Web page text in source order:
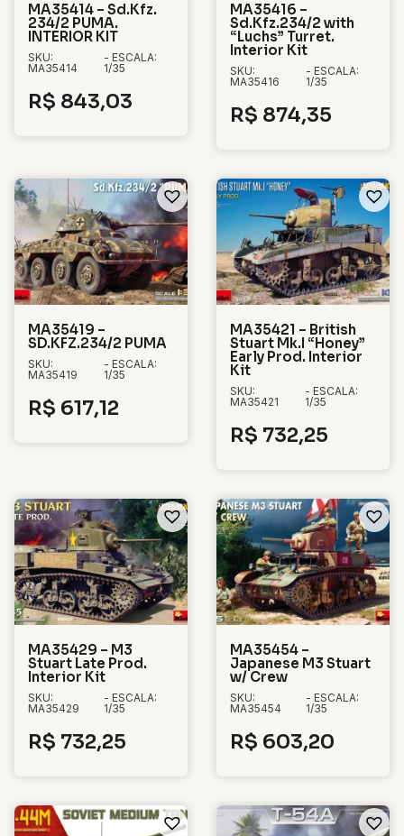
MA35414 – Sd.Kfz.
234/2 PUMA.
INTERIOR KIT
SKU:
MA35414
- ESCALA:
1/35
R$ 843,03
MA35416 –
Sd.Kfz.234/2 with
“Luchs” Turret.
Interior Kit
SKU:
MA35416
- ESCALA:
1/35
R$ 874,35
MA35419 –
SD.KFZ.234/2 PUMA
SKU:
MA35419
- ESCALA:
1/35
R$ 617,12
MA35421 – British
Stuart Mk.I “Honey”
Early Prod. Interior
Kit
SKU:
MA35421
- ESCALA:
1/35
R$ 732,25
MA35429 – M3
Stuart Late Prod.
Interior Kit
SKU:
MA35429
- ESCALA:
1/35
R$ 732,25
MA35454 –
Japanese M3 Stuart
w/ Crew
SKU:
MA35454
- ESCALA:
1/35
R$ 603,20